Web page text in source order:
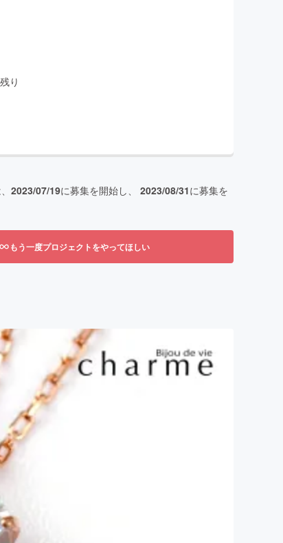
り
2023/07/19に募集を開始し、 2023/08/31に募集を
もう一度プロジェクトをやってほしい